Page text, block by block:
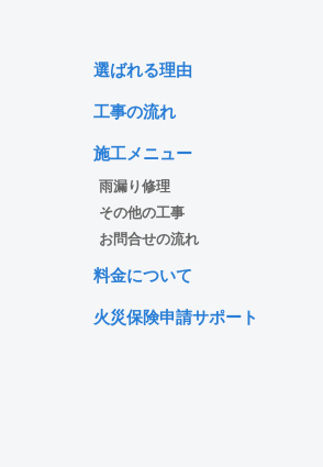
選ばれる理由
工事の流れ
施工メニュー
雨漏り修理
その他の工事
お問合せの流れ
料金について
火災保険申請サポート